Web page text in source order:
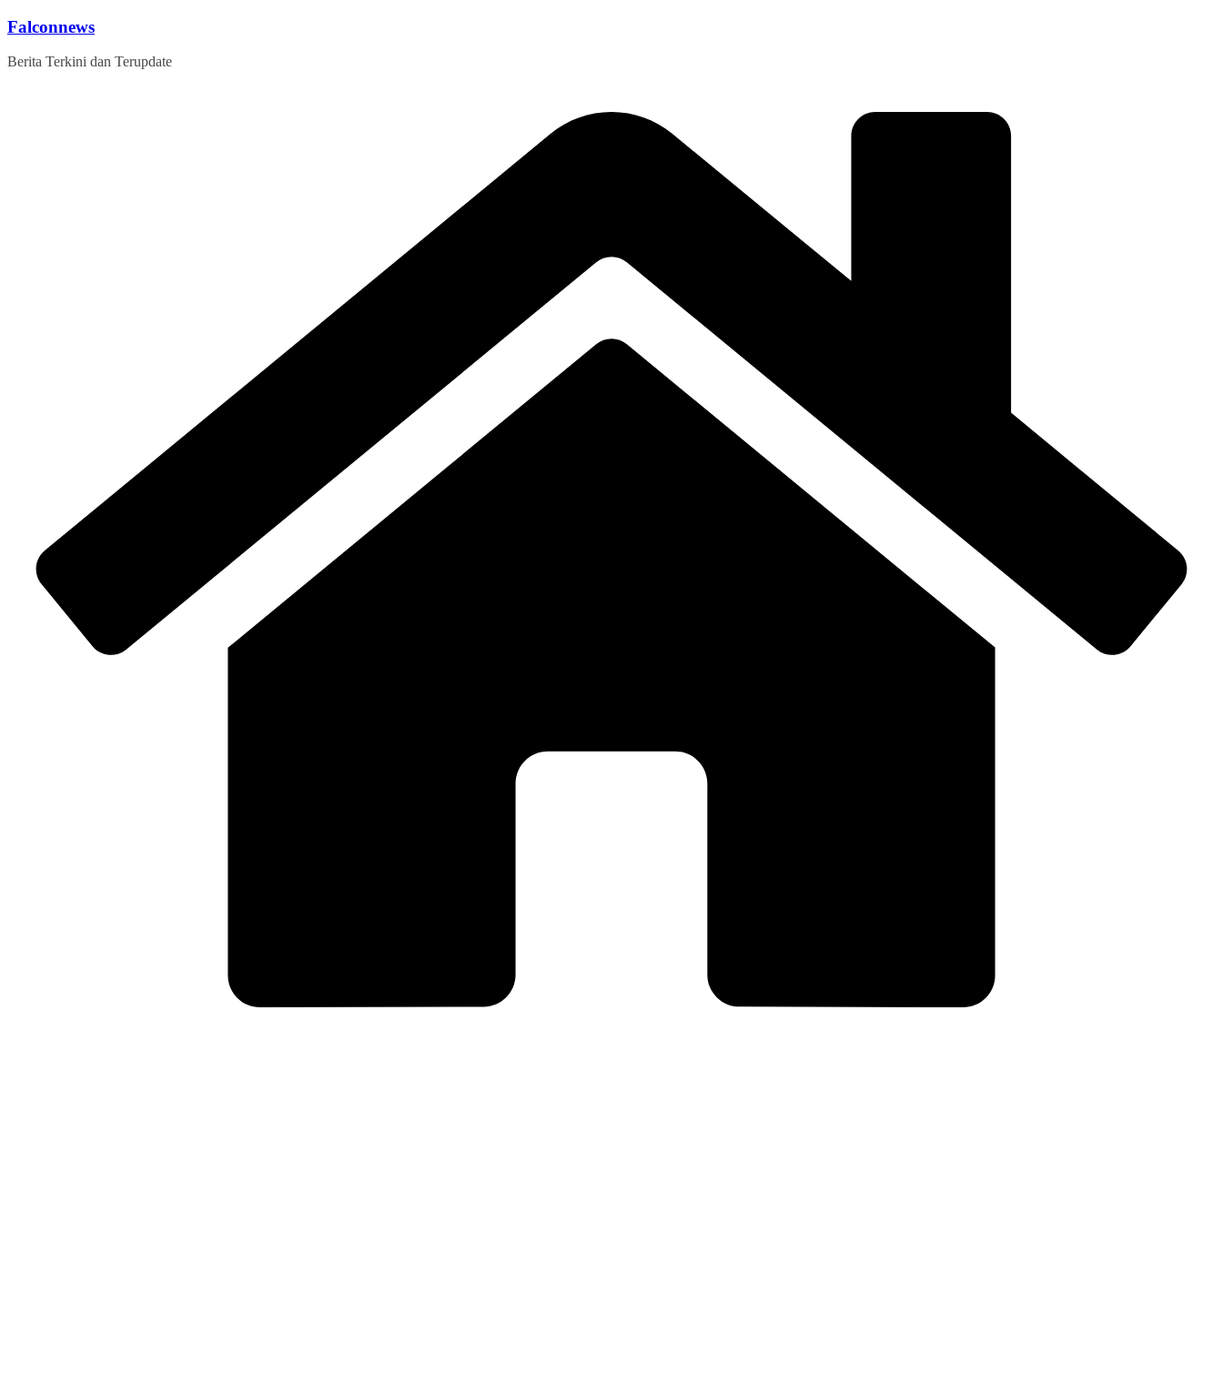
Skip
content
Falconnews
Berita Terkini dan Terupdate